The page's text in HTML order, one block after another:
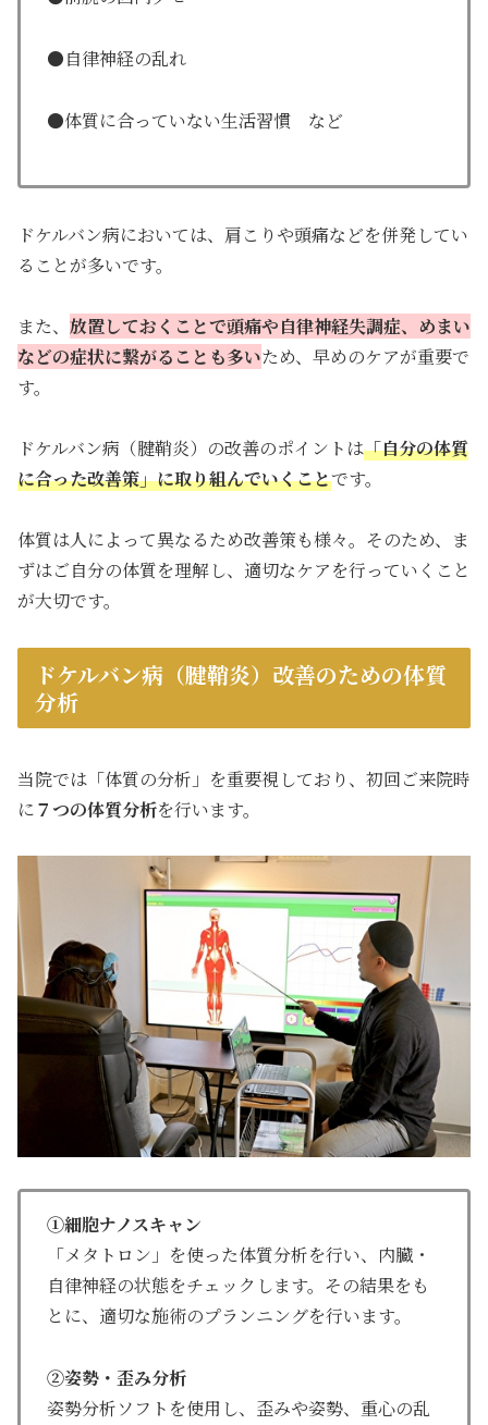
●自律神経の乱れ
●体質に合っていない生活習慣 など
ドケルバン病においては、肩こりや頭痛などを併発してい
ることが多いです。
また、 放置しておくことで頭痛や自律神経失調症、めまい
などの症状に繋がることも多いため、早めのケアが重要で
す。
ドケルバン病（腱鞘炎）の改善のポイントは「自分の体質
に合った改善策」に取り組んでいくことです。
体質は人によって異なるため改善策も様々。そのため、ま
ずはご自分の体質を理解し、適切なケアを行っていくこと
が大切です。
ドケルバン病（腱鞘炎）改善のための体質
分析
当院では「体質の分析」を重要視しており、初回ご来院時
に７つの体質分析を行います。
①細胞ナノスキャン
「メタトロン」を使った体質分析を行い、内臓・
自律神経の状態をチェックします。その結果をも
とに、適切な施術のプランニングを行います。
②姿勢・歪み分析
姿勢分析ソフトを使用し、歪みや姿勢、重心の乱